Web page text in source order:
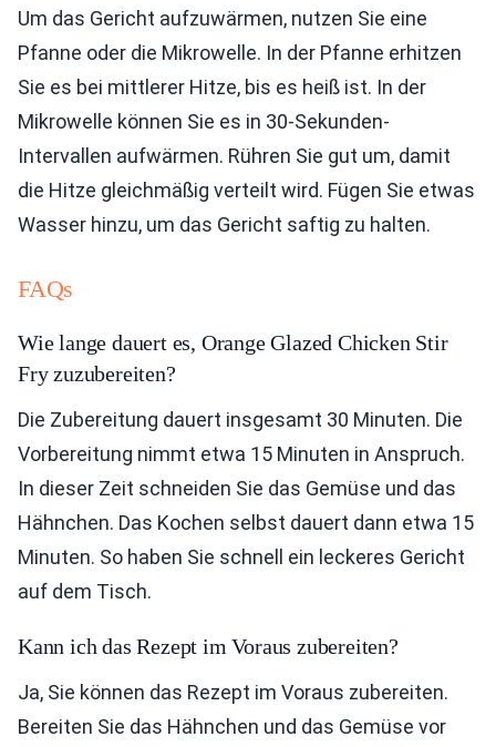
Um das Gericht aufzuwärmen, nutzen Sie eine
Pfanne oder die Mikrowelle. In der Pfanne erhitzen
Sie es bei mittlerer Hitze, bis es heiß ist. In der
Mikrowelle können Sie es in 30-Sekunden-
Intervallen aufwärmen. Rühren Sie gut um, damit
die Hitze gleichmäßig verteilt wird. Fügen Sie etwas
Wasser hinzu, um das Gericht saftig zu halten.
FAQs
Wie lange dauert es, Orange Glazed Chicken Stir
Fry zuzubereiten?
Die Zubereitung dauert insgesamt 30 Minuten. Die
Vorbereitung nimmt etwa 15 Minuten in Anspruch.
In dieser Zeit schneiden Sie das Gemüse und das
Hähnchen. Das Kochen selbst dauert dann etwa 15
Minuten. So haben Sie schnell ein leckeres Gericht
auf dem Tisch.
Kann ich das Rezept im Voraus zubereiten?
Ja, Sie können das Rezept im Voraus zubereiten.
Bereiten Sie das Hähnchen und das Gemüse vor